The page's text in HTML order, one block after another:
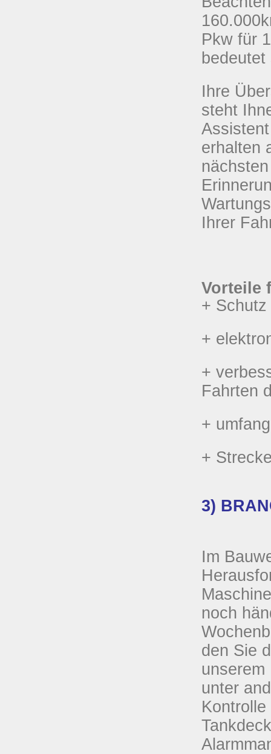
Pkw für
Ihre
steht
erhalten
Ihrer
Vorteile
+
+
+
Fahrten
+
+
3)
Im
noch
den Sie
unserem
unter